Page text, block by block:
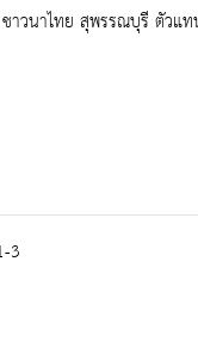
วนาไทย สุพรรณบุรี ตัวแท
3